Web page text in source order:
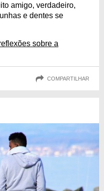
amigo, verdadeiro,
e dentes se
sobre a
COMPARTILHAR